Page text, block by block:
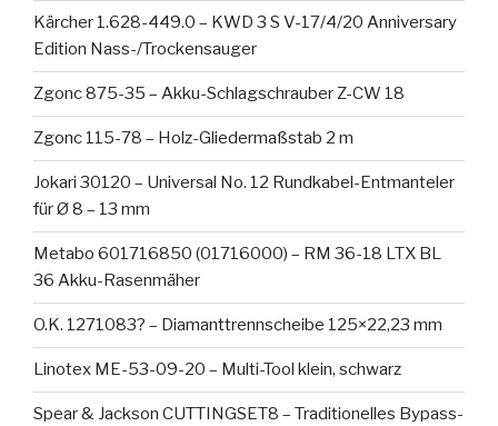
Kärcher 1.628-449.0 – KWD 3 S V-17/4/20 Anniversary
Edition Nass-/Trockensauger
Zgonc 875-35 – Akku-Schlagschrauber Z-CW 18
Zgonc 115-78 – Holz-Gliedermaßstab 2 m
Jokari 30120 – Universal No. 12 Rundkabel-Entmanteler
für Ø 8 – 13 mm
Metabo 601716850 (01716000) – RM 36-18 LTX BL
36 Akku-Rasenmäher
O.K. 1271083? – Diamanttrennscheibe 125×22,23 mm
Linotex ME-53-09-20 – Multi-Tool klein, schwarz
Spear & Jackson CUTTINGSET8 – Traditionelles Bypass-